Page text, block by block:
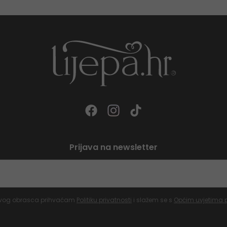
Prijava na newsletter
obrasca prihvaćam Politiku privatnosti i slažem se s Općim uvjetima